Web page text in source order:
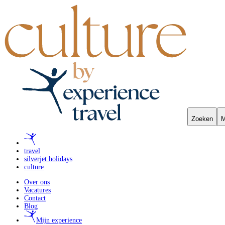
Zoeken
travel
silverjet holidays
culture
Over ons
Vacatures
Contact
Blog
Mijn experience